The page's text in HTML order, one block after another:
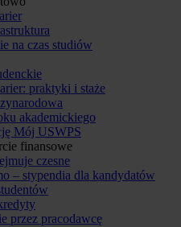
na czas studiów
praktyki i staże
akademickiego
Mój USWPS
finansowe
czesne
– stypendia dla kandydatów
przez pracodawcę